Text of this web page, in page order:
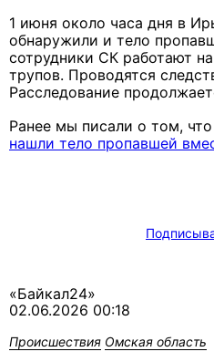
1 июня около часа дня в
обнаружили и тело
сотрудники СК работают
трупов. Проводятся
Расследование
Ранее мы писали о том, что
нашли тело пропавшей
«Байкал24»
02.06.2026 00:18
Происшествия Омская область